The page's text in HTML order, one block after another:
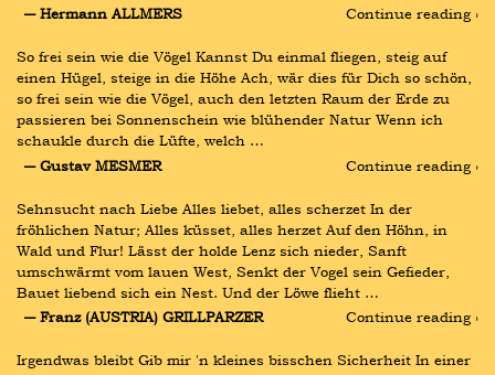
― Hermann ALLMERS
Continue reading ›
So frei sein wie die Vögel Kannst Du einmal fliegen, steig auf
einen Hügel, steige in die Höhe Ach, wär dies für Dich so schön,
so frei sein wie die Vögel, auch den letzten Raum der Erde zu
passieren bei Sonnenschein wie blühender Natur Wenn ich
schaukle durch die Lüfte, welch …
― Gustav MESMER
Continue reading ›
Sehnsucht nach Liebe Alles liebet, alles scherzet In der
fröhlichen Natur; Alles küsset, alles herzet Auf den Höhn, in
Wald und Flur! Lässt der holde Lenz sich nieder, Sanft
umschwärmt vom lauen West, Senkt der Vogel sein Gefieder,
Bauet liebend sich ein Nest. Und der Löwe flieht …
― Franz (AUSTRIA) GRILLPARZER
Continue reading ›
Irgendwas bleibt Gib mir 'n kleines bisschen Sicherheit In einer